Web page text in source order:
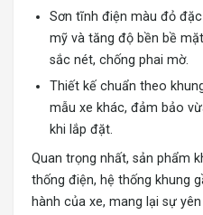
Sơn tĩnh điện màu đỏ
mỹ và tăng độ bền bề
sắc nét, chống phai mờ.
Thiết kế chuẩn theo
mẫu xe khác, đảm bảo
khi lắp đặt.
Quan trọng nhất, sản phẩm
thống điện, hệ thống khung
hành của xe, mang lại sự